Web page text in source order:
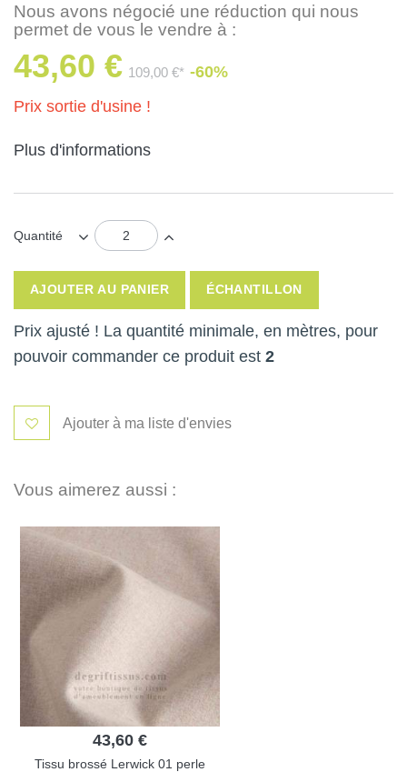
Nous avons négocié une réduction qui nous
permet de vous le vendre à :
43,60 € 109,00 €* -60%
Prix sortie d'usine !
Plus d'informations
Quantité
AJOUTER AU PANIER ÉCHANTILLON
Prix ajusté ! La quantité minimale, en mètres, pour
pouvoir commander ce produit est 2
Ajouter à ma liste d'envies
Vous aimerez aussi :
43,60 €
Tissu brossé Lerwick 01 perle